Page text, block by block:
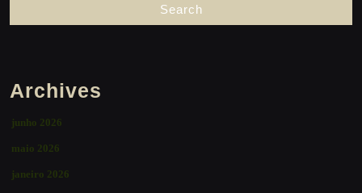
Archives
junho 2026
maio 2026
janeiro 2026